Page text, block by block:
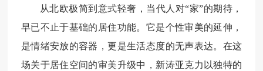
从北欧极简到意式轻奢，当代人对“家”的期待，
早已不止于基础的居住功能。它是个性审美的延伸，
是情绪安放的容器，更是生活态度的无声表达。在这
场关于居住空间的审美升级中，新涛亚克力以独特的